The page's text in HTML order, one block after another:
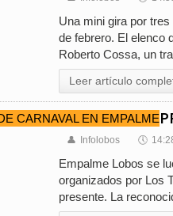
Una mini gira por
de febrero. El elenco
Roberto Cossa, un
Leer artículo
👤 Infolobos 🕔
Empalme Lobos se
organizados por Los
presente. La